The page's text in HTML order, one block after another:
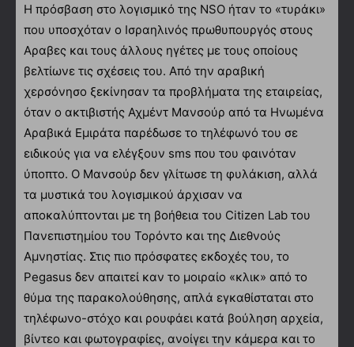
Η πρόσβαση στο λογισμικό της NSO ήταν το «τυράκι»
που υποσχόταν ο Ισραηλινός πρωθυπουργός στους
Αραβες και τους άλλους ηγέτες με τους οποίους
βελτίωνε τις σχέσεις του. Από την αραβική
χερσόνησο ξεκίνησαν τα προβλήματα της εταιρείας,
όταν ο ακτιβιστής Αχμέντ Μανσούρ από τα Ηνωμένα
Αραβικά Εμιράτα παρέδωσε το τηλέφωνό του σε
ειδικούς για να ελέγξουν sms που του φαινόταν
ύποπτο. Ο Μανσούρ δεν γλίτωσε τη φυλάκιση, αλλά
τα μυστικά του λογισμικού άρχισαν να
αποκαλύπτονται με τη βοήθεια του Citizen Lab του
Πανεπιστημίου του Τορόντο και της Διεθνούς
Αμνηστίας. Στις πιο πρόσφατες εκδοχές του, το
Pegasus δεν απαιτεί καν το μοιραίο «κλικ» από το
θύμα της παρακολούθησης, απλά εγκαθίσταται στο
τηλέφωνο-στόχο και ρουφάει κατά βούληση αρχεία,
βίντεο και φωτογραφίες, ανοίγει την κάμερα και το